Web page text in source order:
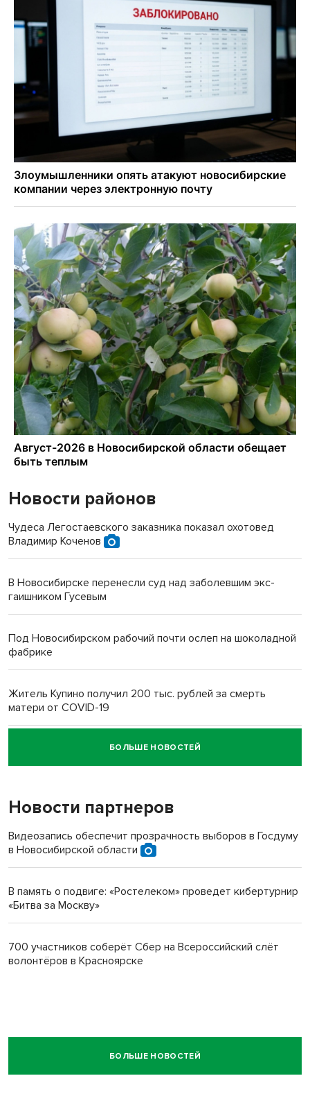
Новости районов
Чудеса Легостаевского заказника показал охотовед
Владимир Коченов
В Новосибирске перенесли суд над заболевшим экс-
гаишником Гусевым
Под Новосибирском рабочий почти ослеп на шоколадной
фабрике
Житель Купино получил 200 тыс. рублей за смерть
матери от COVID-19
Новосибирский суд наказал водителя за смерть
пенсионерки на вокзале
БОЛЬШЕ НОВОСТЕЙ
Новости партнеров
Видеозапись обеспечит прозрачность выборов в Госдуму
в Новосибирской области
В память о подвиге: «Ростелеком» проведет кибертурнир
«Битва за Москву»
700 участников соберёт Сбер на Всероссийский слёт
волонтёров в Красноярске
БОЛЬШЕ НОВОСТЕЙ